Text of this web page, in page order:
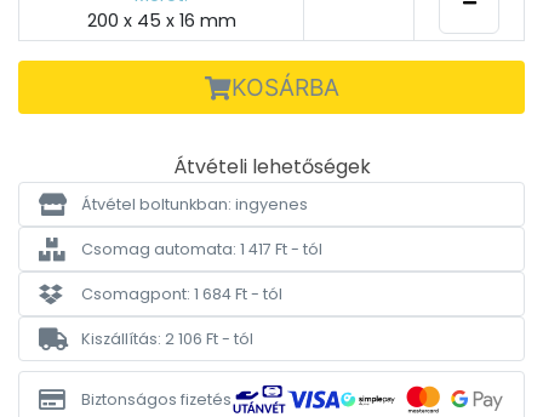
200 x 45 x 16 mm
KOSÁRBA
Átvételi lehetőségek
Átvétel boltunkban: ingyenes
Csomag automata: 1 417 Ft - tól
Csomagpont: 1 684 Ft - tól
Kiszállítás: 2 106 Ft - tól
Biztonságos fizetés